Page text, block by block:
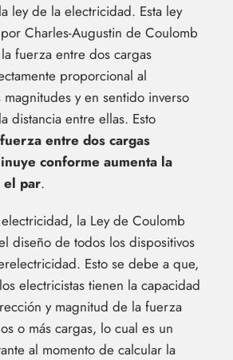
ley de la electricidad. Esta ley
Charles-Augustin de Coulomb
fuerza entre dos cargas
proporcional al
y en sentido inverso
distancia entre ellas. Esto
entre dos cargas
conforme aumenta la
el par.
la Ley de Coulomb
diseño de todos los dispositivos
Esto se debe a que,
electricistas tienen la capacidad
y magnitud de la fuerza
o más cargas, lo cual es un
al momento de calcular la